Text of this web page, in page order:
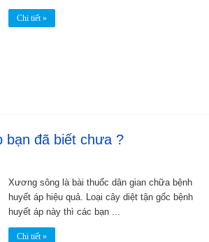
Chi tiết »
bạn đã biết chưa ?
Xương sông là bài thuốc dân gian chữa bệnh
huyết áp hiệu quả. Loại cây diệt tận gốc bệnh
huyết áp này thì các bạn ...
Chi tiết »